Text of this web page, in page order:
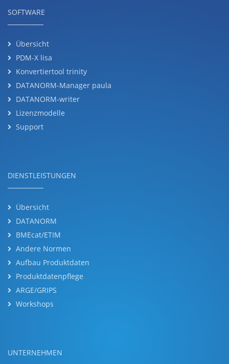
SOFTWARE
Übersicht
PDM-X lisa
Konvertiertool trinity
DATANORM-Manager paula
DATANORM-writer
Lizenzmodelle
Support
DIENSTLEISTUNGEN
Übersicht
DATANORM
BMEcat/ETIM
Andere Normen
Aufbau Produktdaten
Produktdatenpflege
ARGE/GRIPS
Workshops
UNTERNEHMEN